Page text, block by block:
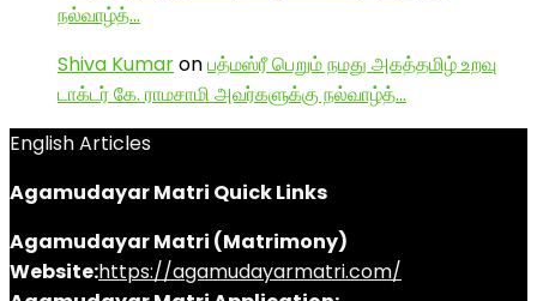
நல்வாழ்த்…
Shiva Kumaronபத்மஸ்ரீ பெறும் நமது அகத்தமிழ் உறவு
டாக்டர் கே. ராமசாமி அவர்களுக்கு நல்வாழ்த்…
English Articles
Agamudayar Matri Quick Links
Agamudayar Matri (Matrimony)
Website:https://agamudayarmatri.com/